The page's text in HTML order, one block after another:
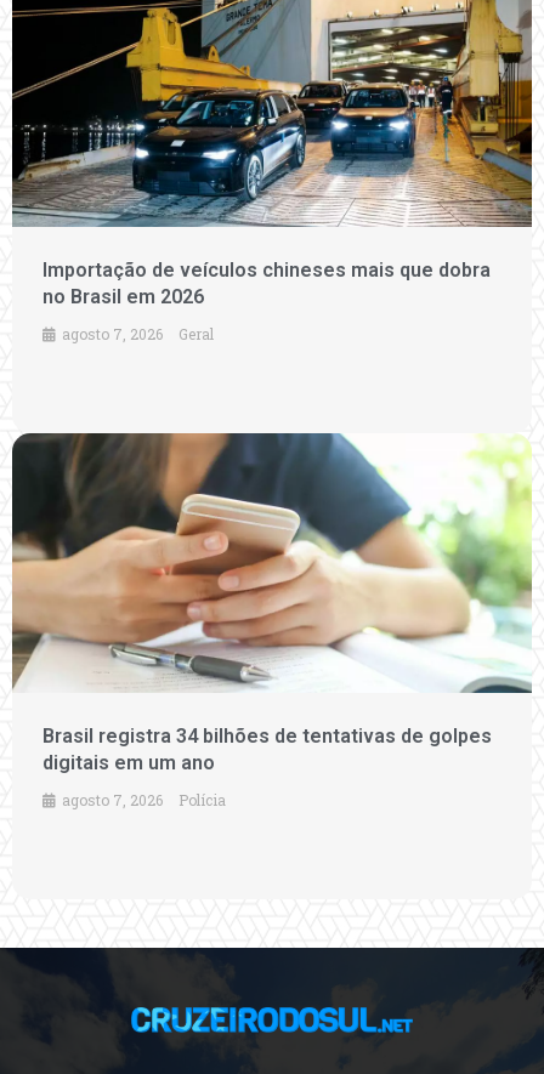
Importação de veículos chineses mais que dobra
no Brasil em 2026
agosto 7, 2026 Geral
Brasil registra 34 bilhões de tentativas de golpes
digitais em um ano
agosto 7, 2026 Polícia